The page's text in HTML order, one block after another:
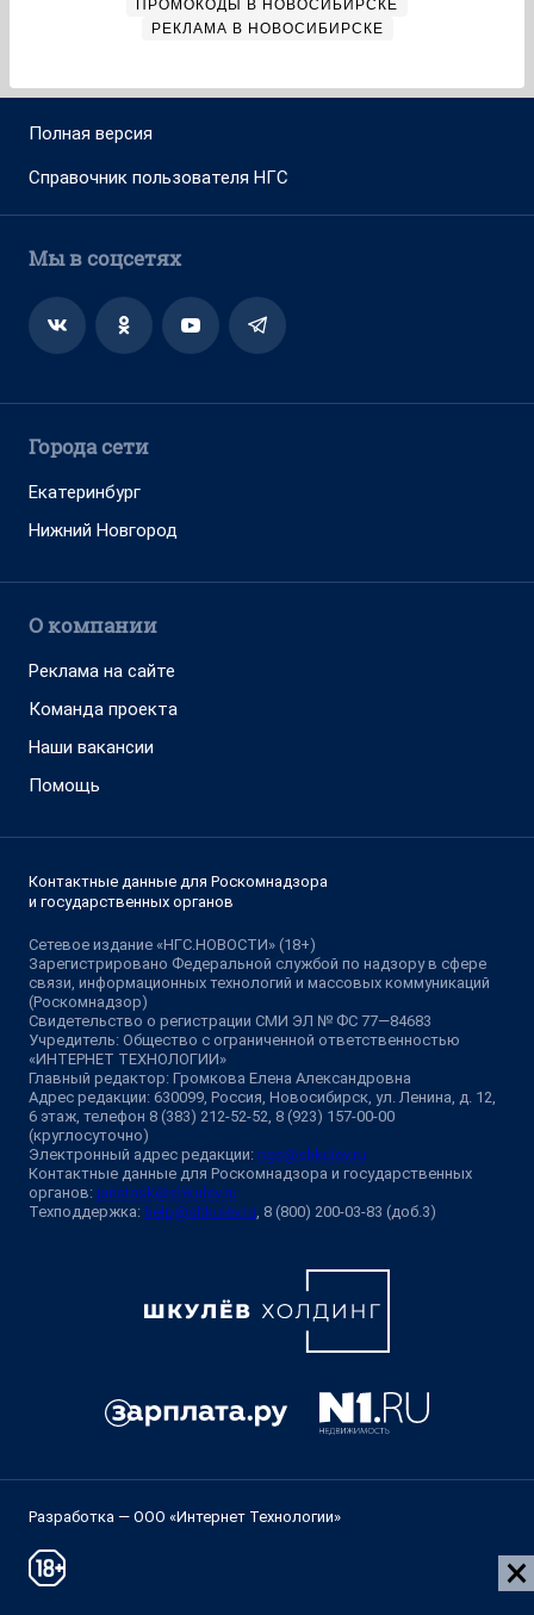
ПРОМОКОДЫ В НОВОСИБИРСКЕ
РЕКЛАМА В НОВОСИБИРСКЕ
Полная версия
Справочник пользователя НГС
Мы в соцсетях
Города сети
Екатеринбург
Нижний Новгород
О компании
Реклама на сайте
Команда проекта
Наши вакансии
Помощь
Контактные данные для Роскомнадзора
и государственных органов
Сетевое издание «НГС.НОВОСТИ» (18+)
Зарегистрировано Федеральной службой по надзору в сфере
связи, информационных технологий и массовых коммуникаций
(Роскомнадзор)
Свидетельство о регистрации СМИ ЭЛ № ФС 77—84683
Учредитель: Общество с ограниченной ответственностью
«ИНТЕРНЕТ ТЕХНОЛОГИИ»
Главный редактор: Громкова Елена Александровна
Адрес редакции: 630099, Россия, Новосибирск, ул. Ленина, д. 12,
6 этаж, телефон 8 (383) 212-52-52, 8 (923) 157-00-00
(круглосуточно)
Электронный адрес редакции: ngs@shkulev.ru
Контактные данные для Роскомнадзора и государственных
органов: juristnsk@shkulev.ru
Техподдержка: help@shkulev.ru , 8 (800) 200-03-83 (доб.3)
Разработка — ООО «Интернет Технологии»